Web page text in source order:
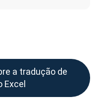
a tradução de
Excel